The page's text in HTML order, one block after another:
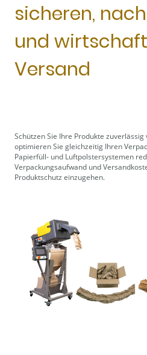
sicheren,
und
Versand
Schützen Sie Ihre Produkte
optimieren Sie gleichzeitig Ihren
Papierfüll- und Luftpolstersystemen
Verpackungsaufwand und
Produktschutz einzugehen.